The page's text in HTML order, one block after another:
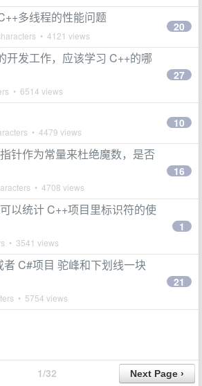
多线程的性能问题
• 4121 views
20
开发工作，应该学习 C++的哪
• 6514 views
27
• 4479 views
10
针作为常量来杜绝魔数，是否
• 4708 views
16
以统计 C++项目里标识符的使
• 3541 views
1
者 C#项目 驼峰和下划线一块
• 5754 views
21
1/32